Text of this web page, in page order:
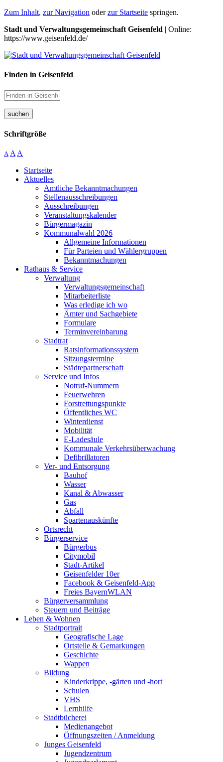
Zum Inhalt, zur Navigation oderzur Startseite springen.
Stadt und Verwaltungsgemeinschaft Geisenfeld | Online:
https://www.geisenfeld.de/
Finden in Geisenfeld
suchen
Schriftgröße
A A A
Startseite
Aktuelles
Amtliche Bekanntmachungen
Stellenausschreibungen
Ausschreibungen
Veranstaltungskalender
Bürgermagazin
Kommunalwahl 2026
Allgemeine Informationen
Für Parteien und Wählergruppen
Bekanntmachungen
Rathaus & Service
Verwaltung
Verwaltungsgemeinschaft
Mitarbeiterliste
Was erledige ich wo
Ämter und Sachgebiete
Formulare
Terminvereinbarung
Stadtrat
Ratsinformationssystem
Sitzungstermine
Städtepartnerschaft
Service und Infos
Notruf-Nummern
Feuerwehren
Forstrettungspunkte
Öffentliches WC
Winterdienst
Mobilität
E-Ladesäule
Kommunale Verkehrsüberwachung
Defibrillatoren
Ver- und Entsorgung
Bauhof
Wasser
Kanal & Abwasser
Gas
Abfall
Spartenauskünfte
Ortsrecht
Bürgerservice
Bürgerbus
Citymobil
Stadt-Artikel
Geisenfelder 10er
Facebook & Geisenfeld-App
Freies BayernWLAN
Bürgerversammlung
Steuern und Beiträge
Leben & Wohnen
Stadtportrait
Geografische Lage
Ortsteile & Gemarkungen
Geschichte
Wappen
Bildung
Kinderkrippe, -gärten und -hort
Schulen
VHS
Lernhilfe
Stadtbücherei
Medienangebot
Öffnungszeiten / Anmeldung
Junges Geisenfeld
Jugendzentrum